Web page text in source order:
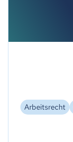
Arbeitsrecht